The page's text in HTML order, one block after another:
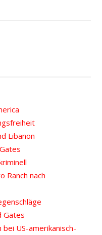
Libanon
Ranch nach
Gates
US-amerikanisch-